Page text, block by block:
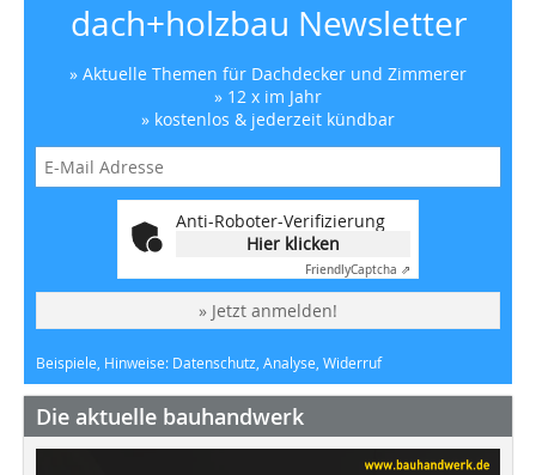
dach+holzbau Newsletter
» Aktuelle Themen für Dachdecker und Zimmerer
» 12 x im Jahr
» kostenlos & jederzeit kündbar
Anti-Roboter-Verifizierung
Hier klicken
FriendlyCaptcha ⇗
» Jetzt anmelden!
Beispiele, Hinweise: Datenschutz, Analyse, Widerruf
Die aktuelle bauhandwerk